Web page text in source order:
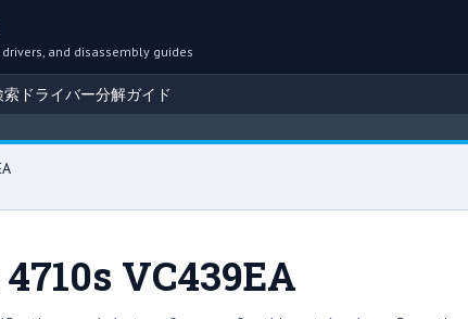
and disassembly guides
索 ドライバー分解ガイド
VC439EA